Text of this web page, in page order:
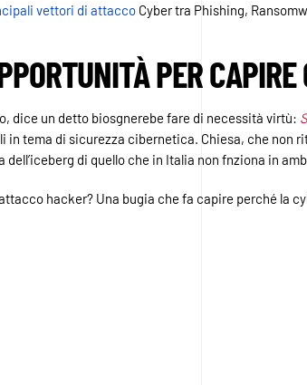
vettori di attacco Cyber tra Phishing,
PER
dice un detto biosgnerebe fare di necessità virtù:
in tema di sicurezza cibernetica. Chiesa, che non
di quello che in Italia non fnziona in
hacker? Una bugia che fa capire perché la